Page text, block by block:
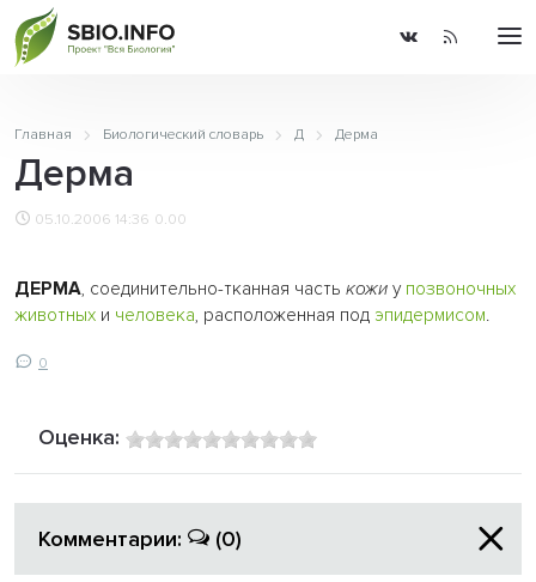
Главная Биологический словарь Д Дерма
Дерма
05.10.2006 14:36 0.00
ДЕРМА, соединительно-тканная часть кожи у позвоночных
животных и человека, расположенная под эпидермисом.
0
Оценка:
Комментарии: (0)